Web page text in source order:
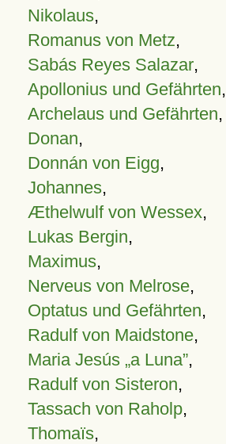
Nikolaus,
Romanus von Metz,
Sabás Reyes Salazar,
Apollonius und Gefährten,
Archelaus und Gefährten,
Donan,
Donnán von Eigg,
Johannes,
Æthelwulf von Wessex,
Lukas Bergin,
Maximus,
Nerveus von Melrose,
Optatus und Gefährten,
Radulf von Maidstone,
Maria Jesús „a Luna”,
Radulf von Sisteron,
Tassach von Raholp,
Thomaïs,